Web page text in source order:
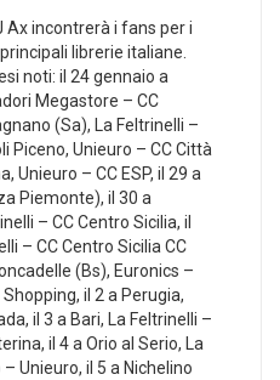
Ax incontrerà i fans per i
librerie italiane.
noti: il 24 gennaio a
Megastore – CC
(Sa), La Feltrinelli –
Piceno, Unieuro – CC Città
Unieuro – CC ESP, il 29 a
Piemonte), il 30 a
– CC Centro Sicilia, il
– CC Centro Sicilia CC
(Bs), Euronics –
il 2 a Perugia,
il 3 a Bari, La Feltrinelli –
il 4 a Orio al Serio, La
Unieuro, il 5 a Nichelino